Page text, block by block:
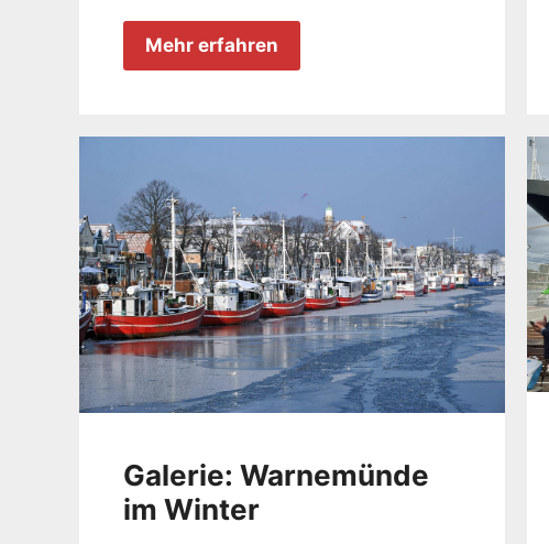
Mehr erfahren
Galerie: Warnemünde
im Winter